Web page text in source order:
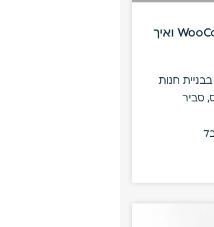
מה זה WooCommerce ואיך
חנות
סביר